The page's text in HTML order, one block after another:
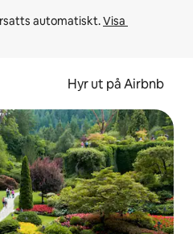
automatiskt. Visa
Hyr ut på Airbnb